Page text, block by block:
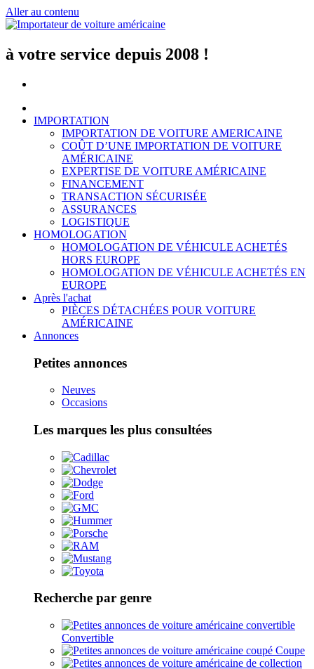
Aller au contenu
à votre service depuis 2008 !
IMPORTATION
IMPORTATION DE VOITURE AMERICAINE
COÛT D’UNE IMPORTATION DE VOITURE
AMÉRICAINE
EXPERTISE DE VOITURE AMÉRICAINE
FINANCEMENT
TRANSACTION SÉCURISÉE
ASSURANCES
LOGISTIQUE
HOMOLOGATION
HOMOLOGATION DE VÉHICULE ACHETÉS
HORS EUROPE
HOMOLOGATION DE VÉHICULE ACHETÉS EN
EUROPE
Après l'achat
PIÈCES DÉTACHÉES POUR VOITURE
AMÉRICAINE
Annonces
Petites annonces
Neuves
Occasions
Les marques les plus consultées
Recherche par genre
Convertible
Coupe